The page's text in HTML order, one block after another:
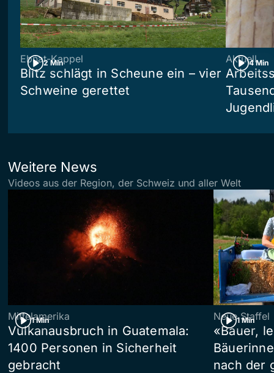
2 Min
Ebnat-Kappel
Blitz schlägt in Scheune ein – vier
Schweine gerettet
4 Min
Aktuell
Weitere News
Videos aus der Region, der Schweiz und aller Welt
1 Min
Mittelamerika
Vulkanausbruch in Guatemala:
1400 Personen in Sicherheit
gebracht
1 Min
Neue Staffel
«Bauer,
nach der